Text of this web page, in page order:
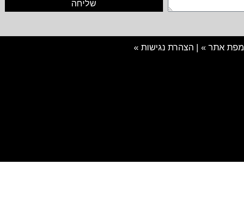
שליחה
מפת אתר » | הצהרת נגישות »